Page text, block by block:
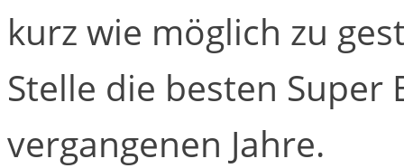
kurz wie möglich zu
Stelle die besten
vergangenen Jahre.